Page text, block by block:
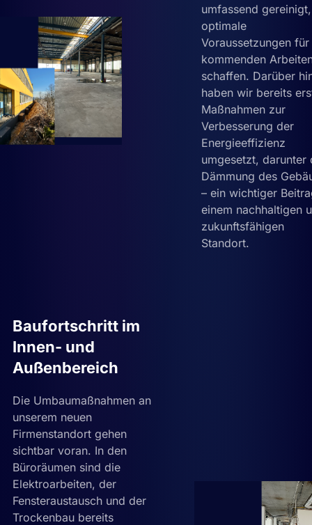
umfassend
optimale
Voraussetzungen
kommenden
schaffen. Darüber
haben wir bereits
Maßnahmen zur
Verbesserung der
Energieeffizienz
umgesetzt, darunter
Dämmung des
– ein wichtiger
einem nachhaltigen
zukunftsfähigen
Standort.
Baufortschritt im
Innen- und
Außenbereich
Die Umbaumaßnahmen an
unserem neuen
Firmenstandort gehen
sichtbar voran. In den
Büroräumen sind die
Elektroarbeiten, der
Fensteraustausch und der
Trockenbau bereits